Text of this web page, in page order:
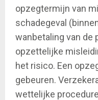
opzegtermijn van
schadegeval
wanbetaling van de
opzettelijke
het risico. Een
gebeuren.
wettelijke